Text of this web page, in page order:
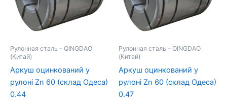
Рулонная сталь – QINGDAO
(Китай)
Аркуш оцинкований у
рулоні Zn 60 (склад Одеса)
0.44
Рулонная сталь – QINGDAO
(Китай)
Аркуш оцинкований у
рулоні Zn 60 (склад Одеса)
0.47